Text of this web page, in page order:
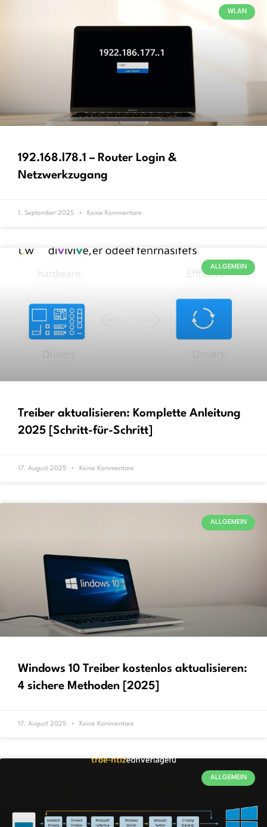
WLAN
192.168.l78.1 – Router Login &
Netzwerkzugang
1. September 2025 Keine Kommentare
ALLGEMEIN
Treiber aktualisieren: Komplette Anleitung
2025 [Schritt-für-Schritt]
17. August 2025 Keine Kommentare
ALLGEMEIN
Windows 10 Treiber kostenlos aktualisieren:
4 sichere Methoden [2025]
17. August 2025 Keine Kommentare
ALLGEMEIN